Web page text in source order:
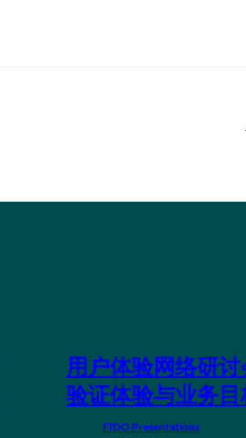
用户体验网络研
验证体验与业务
FIDO Presentations